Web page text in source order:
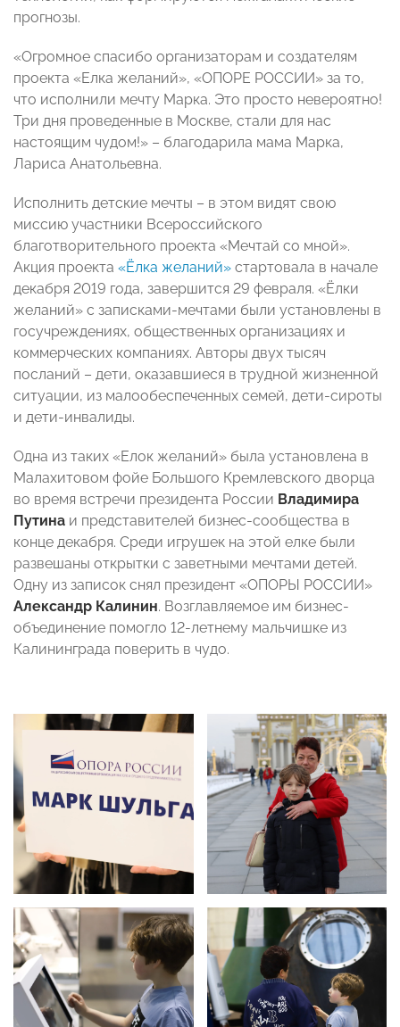
прогнозы.
«Огромное спасибо организаторам и создателям
проекта «Елка желаний», «ОПОРЕ РОССИИ» за то,
что исполнили мечту Марка. Это просто невероятно!
Три дня проведенные в Москве, стали для нас
настоящим чудом!» – благодарила мама Марка,
Лариса Анатольевна.
Исполнить детские мечты – в этом видят свою
миссию участники Всероссийского
благотворительного проекта «Мечтай со мной».
Акция проекта «Ёлка желаний» стартовала в начале
декабря 2019 года, завершится 29 февраля. «Ёлки
желаний» с записками-мечтами были установлены в
госучреждениях, общественных организациях и
коммерческих компаниях. Авторы двух тысяч
посланий – дети, оказавшиеся в трудной жизненной
ситуации, из малообеспеченных семей, дети-сироты
и дети-инвалиды.
Одна из таких «Елок желаний» была установлена в
Малахитовом фойе Большого Кремлевского дворца
во время встречи президента России Владимира
Путина и представителей бизнес-сообщества в
конце декабря. Среди игрушек на этой елке были
развешаны открытки с заветными мечтами детей.
Одну из записок снял президент «ОПОРЫ РОССИИ»
Александр Калинин. Возглавляемое им бизнес-
объединение помогло 12-летнему мальчишке из
Калининграда поверить в чудо.